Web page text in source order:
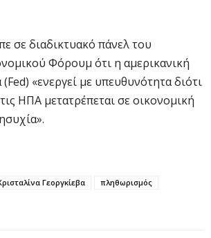
σε διαδικτυακό πάνελ του
Φόρουμ ότι η αμερικανική
«ενεργεί με υπευθυνότητα διότι
ΗΠΑ μετατρέπεται σε οικονομική
Γεοργκίεβα
πληθωρισμός